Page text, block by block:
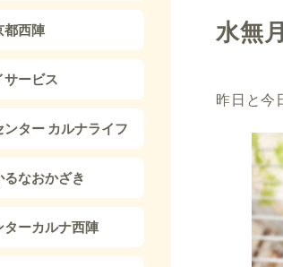
都西陣
サービス
ター カルナライフ
なおかざき
ーカルナ西陣
水無月
昨日と今